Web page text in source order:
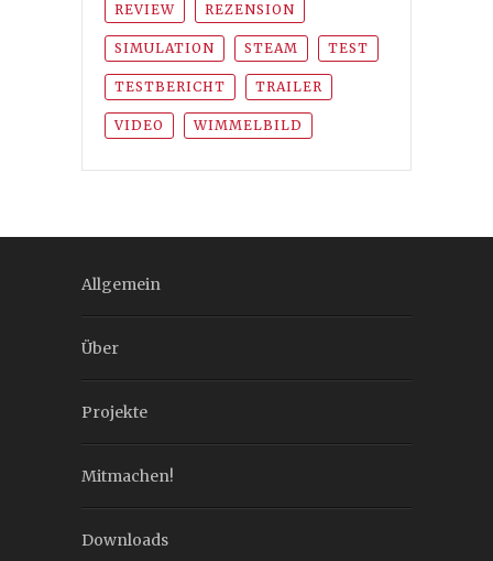
REVIEW REZENSION
SIMULATION STEAM TEST
TESTBERICHT TRAILER
VIDEO WIMMELBILD
Allgemein
Über
Projekte
Mitmachen!
Downloads